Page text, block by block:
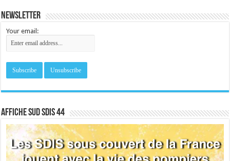
Newsletter
Your email:
Affiche sud SDIS 44